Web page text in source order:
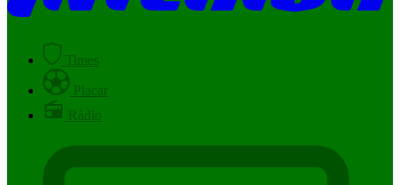
Times
Placar
Rádio